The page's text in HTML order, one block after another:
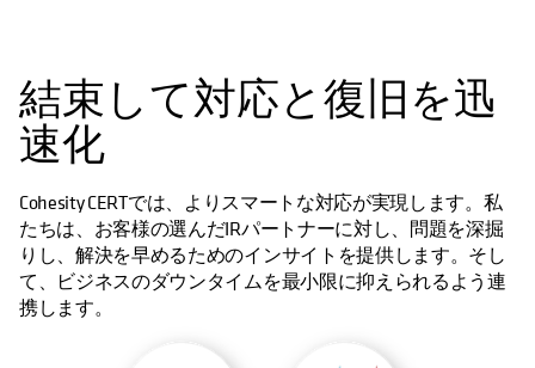
結束して対応と復旧を迅
速化
Cohesity CERTでは、よりスマートな対応が実現します。私
たちは、お客様の選んだIRパートナーに対し、問題を深掘
りし、解決を早めるためのインサイトを提供します。そし
て、ビジネスのダウンタイムを最小限に抑えられるよう連
携します。